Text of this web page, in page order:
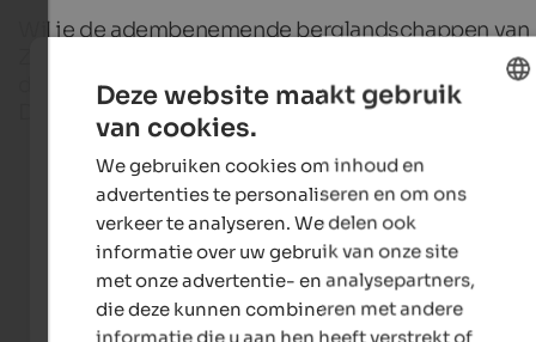
Wil je de adembenemende berglandschappen van
Zuid-Tirol van bovenaf bewonderen? Trakteer
dan op iets unieks en zweef in een luchtballon
Dolomieten.
Hotels in Hochpustertal
Apartments in Hochpustertal
Deze website maakt gebruik
van cookies.
We gebruiken cookies om inhoud en
advertenties te personaliseren en om ons
verkeer te analyseren. We delen ook
informatie over uw gebruik van onze site
met onze advertentie- en analysepartners,
die deze kunnen combineren met andere
informatie die u aan hen heeft verstrekt of